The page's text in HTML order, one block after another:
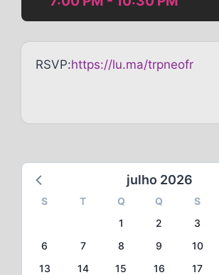
RSVP:https://lu.ma/trpneofr
julho 2026
S T Q Q S
1
2 3
6
7 8 9 10
13
14 15 16 17